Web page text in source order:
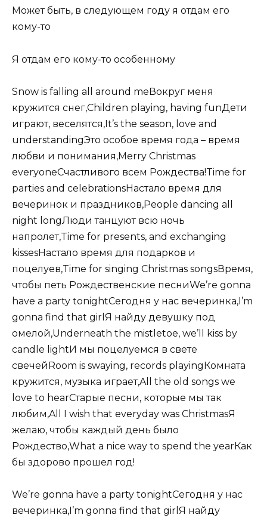
Может быть, в следующем году я отдам его
кому-то
Я отдам его кому-то особенному
Snow is falling all around meВокруг меня
кружится снег,Children playing, having funДети
играют, веселятся,It’s the season, love and
understandingЭто особое время года – время
любви и понимания,Merry Christmas
everyoneСчастливого всем Рождества!Time for
parties and celebrationsНастало время для
вечеринок и праздников,People dancing all
night longЛюди танцуют всю ночь
напролет,Time for presents, and exchanging
kissesНастало время для подарков и
поцелуев,Time for singing Christmas songsВремя,
чтобы петь Рождественские песниWe’re gonna
have a party tonightСегодня у нас вечеринка,I’m
gonna find that girlЯ найду девушку под
омелой,Underneath the mistletoe, we’ll kiss by
candle lightИ мы поцелуемся в свете
свечейRoom is swaying, records playingКомната
кружится, музыка играет,All the old songs we
love to hearСтарые песни, которые мы так
любим,All I wish that everyday was ChristmasЯ
желаю, чтобы каждый день было
Рождество,What a nice way to spend the yearКак
бы здорово прошел год!
We’re gonna have a party tonightСегодня у нас
вечеринка,I’m gonna find that girlЯ найду